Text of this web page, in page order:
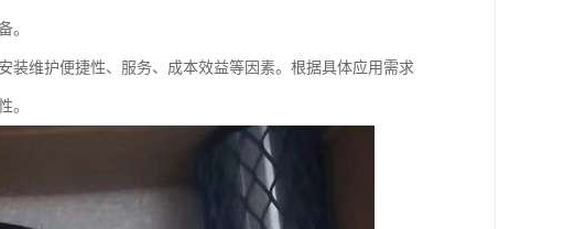
。
装维护便捷性、服务、成本效益等因素。根据具体应用需求
。